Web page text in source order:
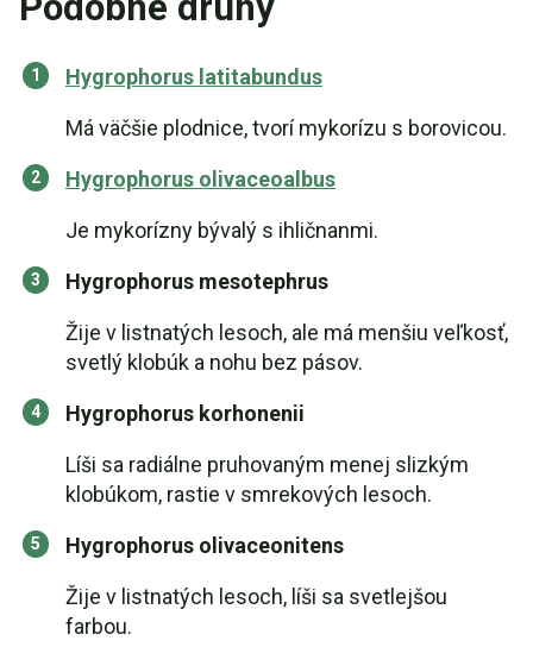
Hygrophorus latitabundus
Má väčšie plodnice, tvorí mykorízu s borovicou.
Hygrophorus olivaceoalbus
Je mykorízny bývalý s ihličnanmi.
Hygrophorus mesotephrus
Žije v listnatých lesoch, ale má menšiu veľkosť,
svetlý klobúk a nohu bez pásov.
Hygrophorus korhonenii
Líši sa radiálne pruhovaným menej slizkým
klobúkom, rastie v smrekových lesoch.
Hygrophorus olivaceonitens
Žije v listnatých lesoch, líši sa svetlejšou
farbou.